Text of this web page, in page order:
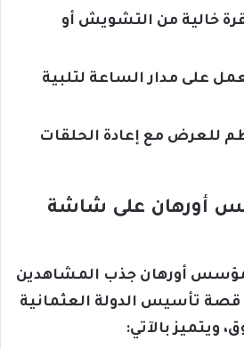
خالية من التشويش أو
على مدار الساعة لتلبية
للعرض مع إعادة الحلقات
أورهان على شاشة
أورهان جذب المشاهدين
قصة تأسيس الدولة العثمانية
ويتميز بالآتي: